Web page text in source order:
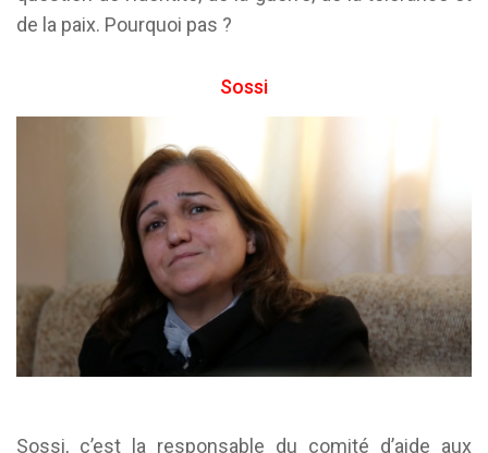
de la paix. Pourquoi pas ?
Sossi
Sossi, c’est la responsable du comité d’aide aux